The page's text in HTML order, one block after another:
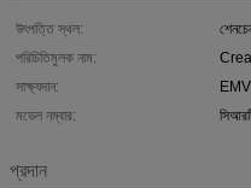
উৎপত্তি স্থল:
পরিচিতিমুলক নাম:
সাক্ষ্যদান:
EMV
মডেল নম্বার:
প্রদান